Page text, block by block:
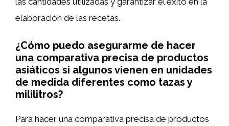
elaboración de las recetas.
¿Cómo puedo asegurarme de hacer
una comparativa precisa de productos
asiáticos si algunos vienen en unidades
de medida diferentes como tazas y
mililitros?
Para hacer una comparativa precisa de productos